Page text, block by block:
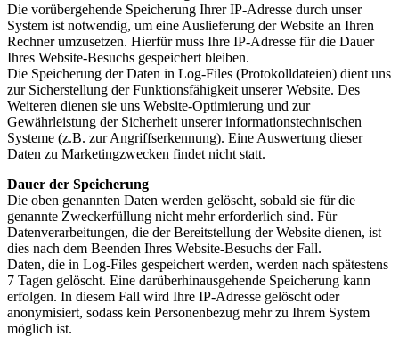
Die vorübergehende Speicherung Ihrer IP-Adresse durch unser
System ist notwendig, um eine Auslieferung der Website an Ihren
Rechner umzusetzen. Hierfür muss Ihre IP-Adresse für die Dauer
Ihres Website-Besuchs gespeichert bleiben.
Die Speicherung der Daten in Log-Files (Protokolldateien) dient uns
zur Sicherstellung der Funktionsfähigkeit unserer Website. Des
Weiteren dienen sie uns Website-Optimierung und zur
Gewährleistung der Sicherheit unserer informationstechnischen
Systeme (z.B. zur Angriffserkennung). Eine Auswertung dieser
Daten zu Marketingzwecken findet nicht statt.
Dauer der Speicherung
Die oben genannten Daten werden gelöscht, sobald sie für die
genannte Zweckerfüllung nicht mehr erforderlich sind. Für
Datenverarbeitungen, die der Bereitstellung der Website dienen, ist
dies nach dem Beenden Ihres Website-Besuchs der Fall.
Daten, die in Log-Files gespeichert werden, werden nach spätestens
7 Tagen gelöscht. Eine darüberhinausgehende Speicherung kann
erfolgen. In diesem Fall wird Ihre IP-Adresse gelöscht oder
anonymisiert, sodass kein Personenbezug mehr zu Ihrem System
möglich ist.